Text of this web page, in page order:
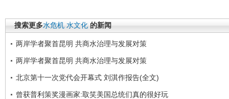
搜索更多水危机 水文化 的新闻
两岸学者聚首昆明 共商水治理与发展对策
两岸学者聚首昆明 共商水治理与发展对策
北京第十一次党代会开幕式 刘淇作报告(全文)
曾获普利策奖漫画家:取笑美国总统们真的很好玩